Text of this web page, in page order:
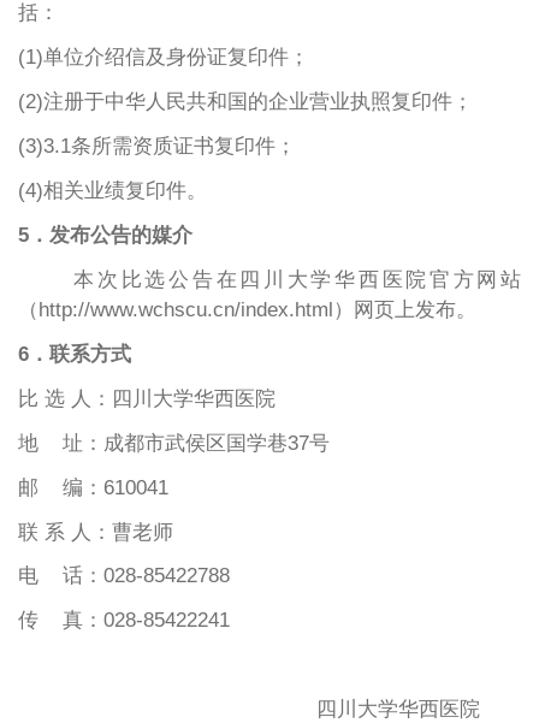
括：
(1)单位介绍信及身份证复印件；
(2)注册于中华人民共和国的企业营业执照复印件；
(3)3.1条所需资质证书复印件；
(4)相关业绩复印件。
5．发布公告的媒介
本次比选公告在四川大学华西医院官方网站
（http://www.wchscu.cn/index.html）网页上发布。
6．联系方式
比 选 人：四川大学华西医院
地 址：成都市武侯区国学巷37号
邮 编：610041
联 系 人： 曹老师
电
话： 028-85422788
传 真：028-85422241
四川大学华西医院